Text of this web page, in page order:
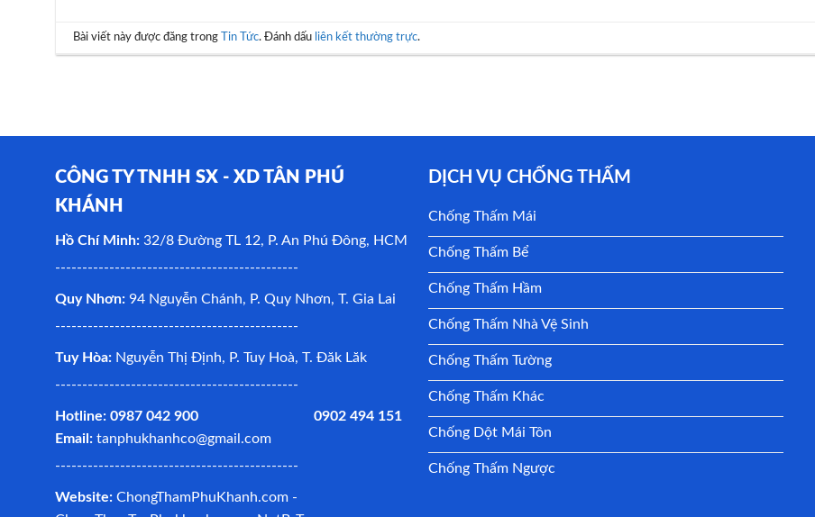
Bài viết này được đăng trong Tin Tức. Đánh dấu liên kết thường trực.
CÔNG TY TNHH SX - XD TÂN PHÚ
KHÁNH
Hồ Chí Minh: 32/8 Đường TL 12, P. An Phú Đông, HCM
---------------------------------------------
Quy Nhơn: 94 Nguyễn Chánh, P. Quy Nhơn, T. Gia Lai
---------------------------------------------
Tuy Hòa: Nguyễn Thị Định, P. Tuy Hoà, T. Đăk Lăk
---------------------------------------------
Hotline: 0987 042 900 0902 494 151
Email: tanphukhanhco@gmail.com
---------------------------------------------
Website: ChongThamPhuKhanh.com -
DỊCH VỤ CHỐNG THẤM
Chống Thấm Mái
Chống Thấm Bể
Chống Thấm Hầm
Chống Thấm Nhà Vệ Sinh
Chống Thấm Tường
Chống Thấm Khác
Chống Dột Mái Tôn
Chống Thấm Ngược